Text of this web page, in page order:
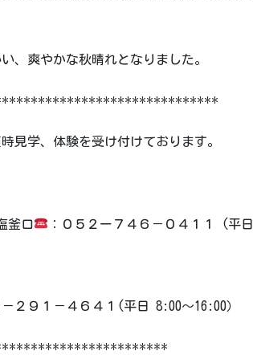
、爽やかな秋晴れとなりました。
見学、体験を受け付けております。
釜口 ：０５２ー７４６－０４１１ (平日
－２９１－４６４１(平日 8:00～16:00）